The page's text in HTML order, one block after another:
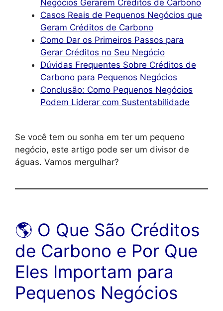
Negócios Gerarem Créditos de Carbono
Casos Reais de Pequenos Negócios que
Geram Créditos de Carbono
Como Dar os Primeiros Passos para
Gerar Créditos no Seu Negócio
Dúvidas Frequentes Sobre Créditos de
Carbono para Pequenos Negócios
Conclusão: Como Pequenos Negócios
Podem Liderar com Sustentabilidade
Se você tem ou sonha em ter um pequeno
negócio, este artigo pode ser um divisor de
águas. Vamos mergulhar?
🌎 O Que São Créditos
de Carbono e Por Que
Eles Importam para
Pequenos Negócios